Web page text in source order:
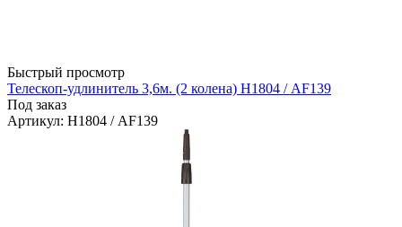
Быстрый просмотр
Телескоп-удлинитель 3,6м. (2 колена) Н1804 / AF139
Под заказ
Артикул: Н1804 / AF139